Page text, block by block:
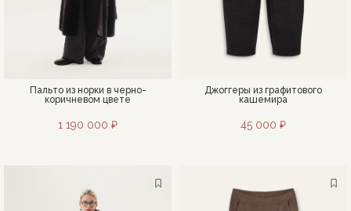
Пальто из норки в черно-
коричневом цвете
1 190 000 ₽
Джоггеры из графитового
кашемира
45 000 ₽